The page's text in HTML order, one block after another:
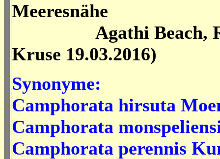
Meeresnähe
Agathi Beach,
Kruse 19.03.2016)
Synonyme:
Camphorata hirsuta
Camphorata
Camphorata perennis